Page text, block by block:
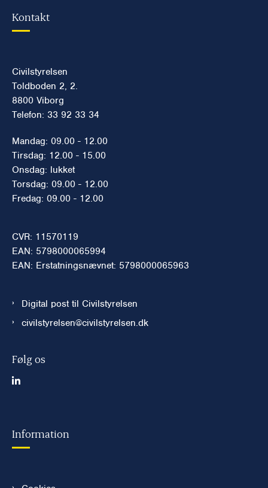
Kontakt
Civilstyrelsen
Toldboden 2, 2.
8800 Viborg
Telefon: 33 92 33 34
Mandag: 09.00 - 12.00
Tirsdag: 12.00 - 15.00
Onsdag: lukket
Torsdag: 09.00 - 12.00
Fredag: 09.00 - 12.00
CVR: 11570119
EAN: 5798000065994
EAN: Erstatningsnævnet: 5798000065963
Digital post til Civilstyrelsen
civilstyrelsen@civilstyrelsen.dk
Følg os
Information